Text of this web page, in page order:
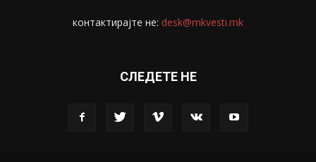
контактирајте не: desk@mkvesti.mk
СЛЕДЕТЕ НЕ